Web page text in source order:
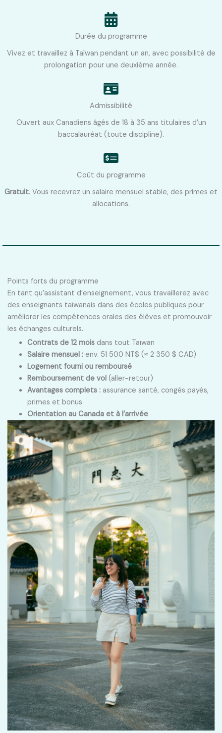
Durée du programme
Vivez et travaillez à Taïwan pendant un an, avec possibilité de
prolongation pour une deuxième année.
Admissibilité
Ouvert aux Canadiens âgés de 18 à 35 ans titulaires d’un
baccalauréat (toute discipline).
Coût du programme
Gratuit. Vous recevrez un salaire mensuel stable, des primes et
allocations.
Points forts du programme
En tant qu’assistant d’enseignement, vous travaillerez avec
des enseignants taïwanais dans des écoles publiques pour
améliorer les compétences orales des élèves et promouvoir
les échanges culturels.
Contrats de 12 mois dans tout Taïwan
Salaire mensuel : env. 51 500 NT$ (≈ 2 350 $ CAD)
Logement fourni ou remboursé
Remboursement de vol (aller-retour)
Avantages complets : assurance santé, congés payés,
primes et bonus
Orientation au Canada et à l’arrivée